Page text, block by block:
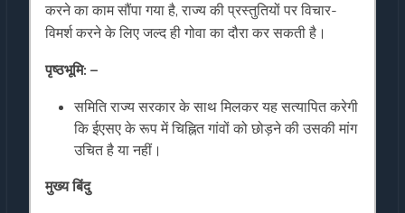
करने का काम सौंपा गया है, राज्य की प्रस्तुतियों पर विचार-
विमर्श करने के लिए जल्द ही गोवा का दौरा कर सकती है।
पृष्ठभूमि: –
समिति राज्य सरकार के साथ मिलकर यह सत्यापित करेगी
कि ईएसए के रूप में चिह्नित गांवों को छोड़ने की उसकी मांग
उचित है या नहीं।
मुख्य बिंदु